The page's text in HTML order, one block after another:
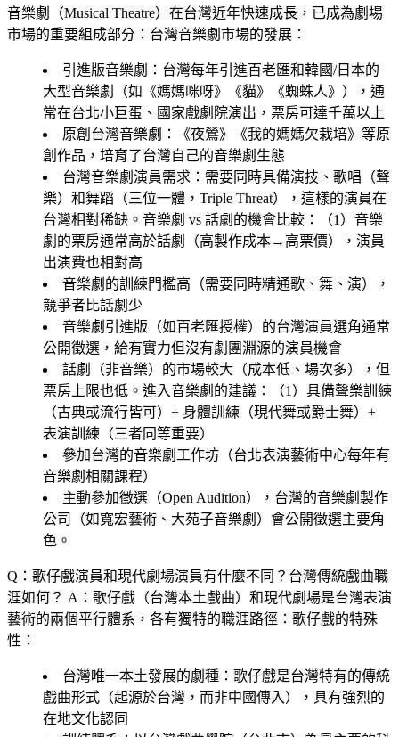
音樂劇（Musical Theatre）在台灣近年快速成長，已成為劇場
市場的重要組成部分：台灣音樂劇市場的發展：
引進版音樂劇 ：台灣每年引進百老匯和韓國/日本的
大型音樂劇（如《媽媽咪呀》《貓》《蜘蛛人》），通
常在台北小巨蛋、國家戲劇院演出，票房可達千萬以上
原創台灣音樂劇 ：《夜鶯》《我的媽媽欠栽培》等原
創作品，培育了台灣自己的音樂劇生態
台灣音樂劇演員需求 ：需要同時具備演技、歌唱（聲
樂）和舞蹈（三位一體，Triple Threat），這樣的演員在
台灣相對稀缺。音樂劇 vs 話劇的機會比較：（1）音樂
劇的票房通常高於話劇（高製作成本→高票價），演員
出演費也相對高
音樂劇的訓練門檻高（需要同時精通歌、舞、演），
競爭者比話劇少
音樂劇引進版（如百老匯授權）的台灣演員選角通常
公開徵選，給有實力但沒有劇團淵源的演員機會
話劇（非音樂）的市場較大（成本低、場次多），但
票房上限也低。進入音樂劇的建議：（1）具備聲樂訓練
（古典或流行皆可）+ 身體訓練（現代舞或爵士舞）+
表演訓練（三者同等重要）
參加台灣的音樂劇工作坊（台北表演藝術中心每年有
音樂劇相關課程）
主動參加徵選（Open Audition），台灣的音樂劇製作
公司（如寬宏藝術、大苑子音樂劇）會公開徵選主要角
色。
Q：歌仔戲演員和現代劇場演員有什麼不同？台灣傳統戲曲職
涯如何？ A：歌仔戲（台灣本土戲曲）和現代劇場是台灣表演
藝術的兩個平行體系，各有獨特的職涯路徑：歌仔戲的特殊
性：
台灣唯一本土發展的劇種 ：歌仔戲是台灣特有的傳統
戲曲形式（起源於台灣，而非中國傳入），具有強烈的
在地文化認同